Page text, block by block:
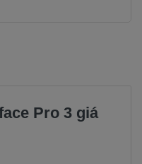
Pro 3 giá